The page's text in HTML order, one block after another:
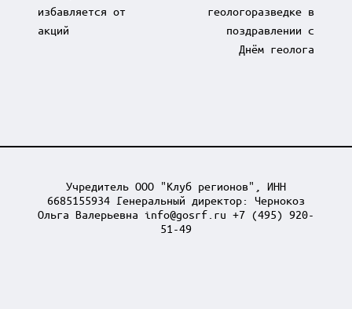
избавляется от
акций
геологоразведке в
поздравлении с
Днём геолога
Учредитель ООО "Клуб регионов", ИНН
6685155934 Генеральный директор: Чернокоз
Ольга Валерьевна info@gosrf.ru +7 (495) 920-
51-49